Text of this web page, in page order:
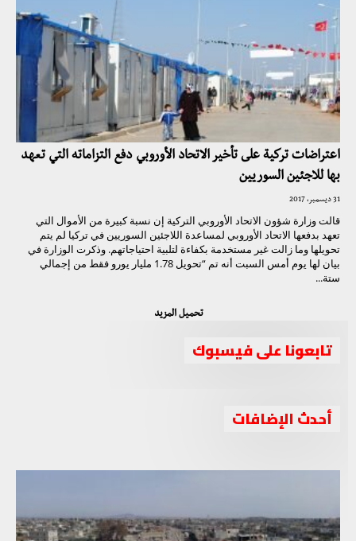
اعتراضات تركية على تأخير الاتحاد الأوروبي دفع التزاماته التي تعهد
بها للاجئين السوريين
31 ديسمبر، 2017
قالت وزارة شؤون الاتحاد الأوروبي التركية إن نسبة كبيرة من الأموال التي
تعهد بدفعها الاتحاد الأوروبي لمساعدة اللاجئين السوريين في تركيا لم يتم
تحويلها وما زالت غير مستخدمة بكفاءة لتلبية احتياجاتهم. وذكرت الوزارة في
بيان لها يوم أمس السبت أنه تم “تحويل 1.78 مليار يورو فقط من إجمالي
ستة...
تحميل المزيد
تابعونا على فيسبوك
أحدث الإضافات
بيدرسون يدعو إلى تبادل الأسرى بين النظام والمعارضة قبيل
عقد أول جولة محادثات بين الطرفين